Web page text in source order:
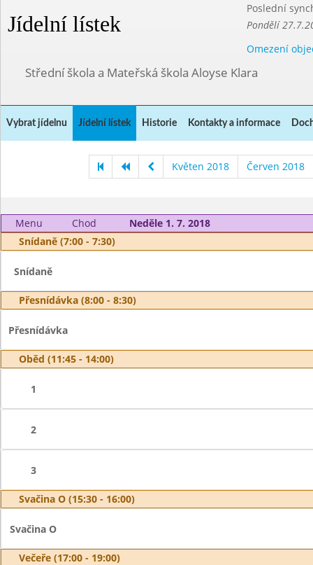
Jídelní lístek
Poslední
Pondělí
Omezení
Střední škola a Mateřská škola Aloyse Klara
Vybrat jídelnu Jídelní lístek Historie Kontakty a informace
Květen 2018 Červen 2018
Menu Chod
Neděle 1. 7. 2018
Snídaně (7:00 - 7:30)
Snídaně
Přesnídávka (8:00 - 8:30)
Přesnídávka
Oběd (11:45 - 14:00)
1
2
3
Svačina O (15:30 - 16:00)
Svačina O
Večeře (17:00 - 19:00)